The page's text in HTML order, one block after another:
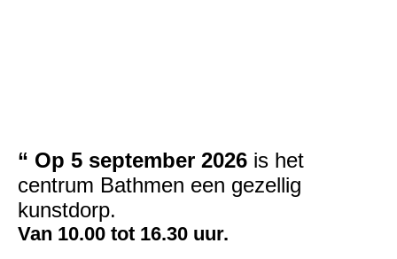
“ Op 5 september 2026 is het
centrum Bathmen een gezellig
kunstdorp.
Van 10.00 tot 16.30 uur.